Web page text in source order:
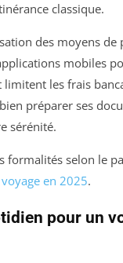
classique.
des moyens de
mobiles
les frais
préparer ses
sérénité.
formalités selon le
en 2025.
pour un